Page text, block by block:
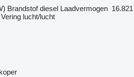
Brandstof diesel Laadvermogen 16.821
Vering lucht/lucht